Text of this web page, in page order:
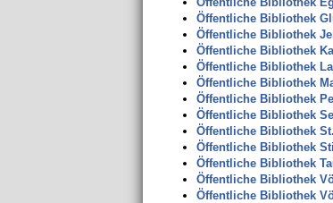
Öffentliche Bibliothek
Öffentliche Bibliothek
Öffentliche Bibliothek
Öffentliche Bibliothek
Öffentliche Bibliothek
Öffentliche Bibliothek
Öffentliche Bibliothek
Öffentliche Bibliothek
Öffentliche Bibliothek
Öffentliche Bibliothek
Öffentliche Bibliothek
Öffentliche Bibliothek